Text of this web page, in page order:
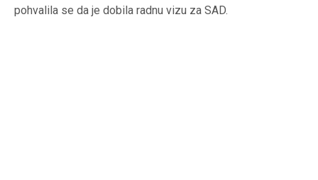
pohvalila se da je dobila radnu vizu za SAD.